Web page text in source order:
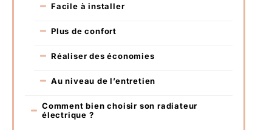
Facile à installer
Plus de confort
Réaliser des économies
Au niveau de l’entretien
Comment bien choisir son radiateur
électrique ?